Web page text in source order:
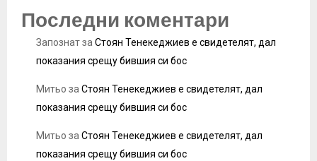
Последни коментари
ЗапознатзаСтоян Тенекеджиев е свидетелят, дал
показания срещу бившия си бос
Митьо заСтоян Тенекеджиев е свидетелят, дал
показания срещу бившия си бос
Митьо заСтоян Тенекеджиев е свидетелят, дал
показания срещу бившия си бос